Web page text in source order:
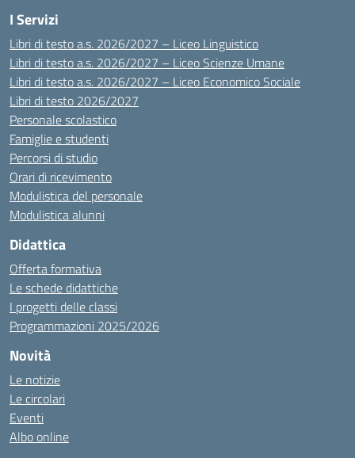
I Servizi
Libri di testo a.s. 2026/2027 – Liceo Linguistico
Libri di testo a.s. 2026/2027 – Liceo Scienze Umane
Libri di testo a.s. 2026/2027 – Liceo Economico Sociale
Libri di testo 2026/2027
Personale scolastico
Famiglie e studenti
Percorsi di studio
Orari di ricevimento
Modulistica del personale
Modulistica alunni
Didattica
Offerta formativa
Le schede didattiche
I progetti delle classi
Programmazioni 2025/2026
Novità
Le notizie
Le circolari
Eventi
Albo online